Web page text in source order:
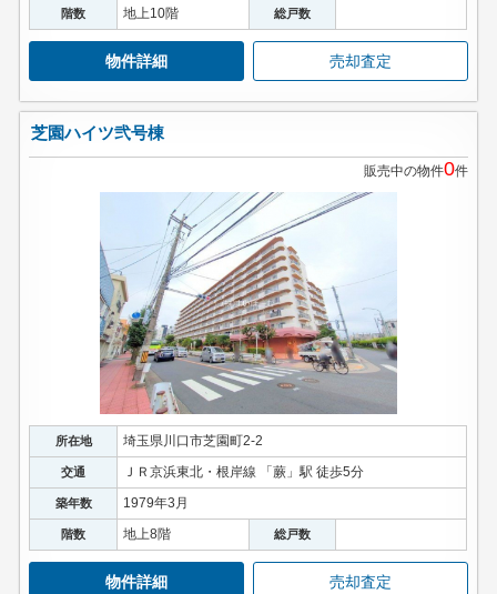
階数 地上10階 総戸数
物件詳細 売却査定
芝園ハイツ弐号棟
販売中の物件0件
所在地 埼玉県川口市芝園町2-2
交通 ＪＲ京浜東北・根岸線 「蕨」駅 徒歩5分
築年数 1979年3月
階数 地上8階 総戸数
物件詳細 売却査定